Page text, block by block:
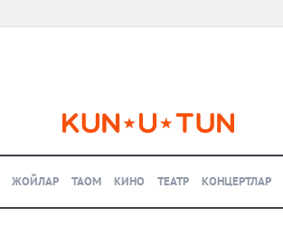
ЖОЙЛАР ТАОМ КИНО ТЕАТР КОНЦЕРТЛАР